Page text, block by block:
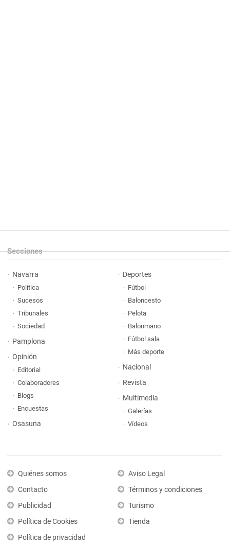
Secciones
Navarra
Política
Sucesos
Tribunales
Sociedad
Pamplona
Opinión
Editorial
Colaboradores
Blogs
Encuestas
Osasuna
Deportes
Fútbol
Baloncesto
Pelota
Balonmano
Fútbol sala
Más deporte
Nacional
Revista
Multimedia
Galerías
Vídeos
Quiénes somos
Contacto
Publicidad
Política de Cookies
Política de privacidad
Aviso Legal
Términos y condiciones
Turismo
Tienda